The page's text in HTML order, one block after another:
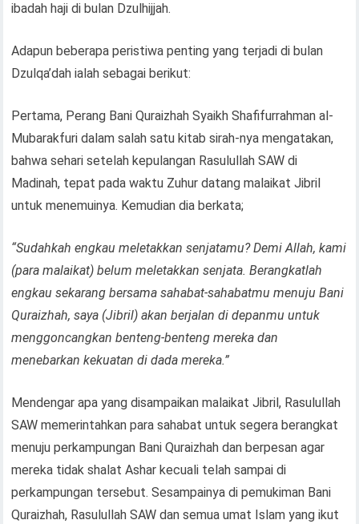
ibadah haji di bulan Dzulhijjah.
Adapun beberapa peristiwa penting yang terjadi di bulan
Dzulqa’dah ialah sebagai berikut:
Pertama, Perang Bani Quraizhah Syaikh Shafifurrahman al-
Mubarakfuri dalam salah satu kitab sirah-nya mengatakan,
bahwa sehari setelah kepulangan Rasulullah SAW di
Madinah, tepat pada waktu Zuhur datang malaikat Jibril
untuk menemuinya. Kemudian dia berkata;
“Sudahkah engkau meletakkan senjatamu? Demi Allah, kami
(para malaikat) belum meletakkan senjata. Berangkatlah
engkau sekarang bersama sahabat-sahabatmu menuju Bani
Quraizhah, saya (Jibril) akan berjalan di depanmu untuk
menggoncangkan benteng-benteng mereka dan
menebarkan kekuatan di dada mereka.”
Mendengar apa yang disampaikan malaikat Jibril, Rasulullah
SAW memerintahkan para sahabat untuk segera berangkat
menuju perkampungan Bani Quraizhah dan berpesan agar
mereka tidak shalat Ashar kecuali telah sampai di
perkampungan tersebut. Sesampainya di pemukiman Bani
Quraizhah, Rasulullah SAW dan semua umat Islam yang ikut